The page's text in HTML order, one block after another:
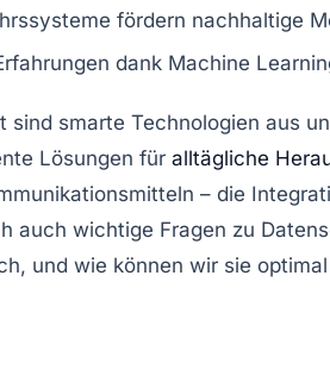
fördern nachhaltige
dank Machine
sind smarte Technologien aus
Lösungen für alltägliche
– die
auch wichtige Fragen zu
und wie können wir sie